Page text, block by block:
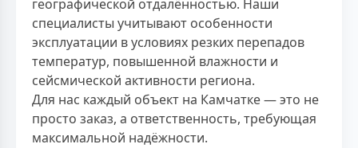
географической отдалённостью. Наши
специалисты учитывают особенности
эксплуатации в условиях резких перепадов
температур, повышенной влажности и
сейсмической активности региона.
Для нас каждый объект на Камчатке — это не
просто заказ, а ответственность, требующая
максимальной надёжности.